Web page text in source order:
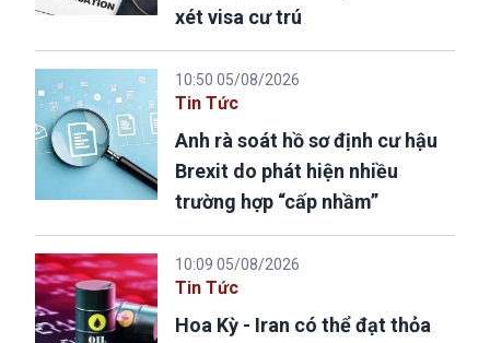
xét visa cư trú
10:50 05/08/2026
Tin Tức
Anh rà soát hồ sơ định cư hậu
Brexit do phát hiện nhiều
trường hợp “cấp nhầm”
10:09 05/08/2026
Tin Tức
Hoa Kỳ - Iran có thể đạt thỏa